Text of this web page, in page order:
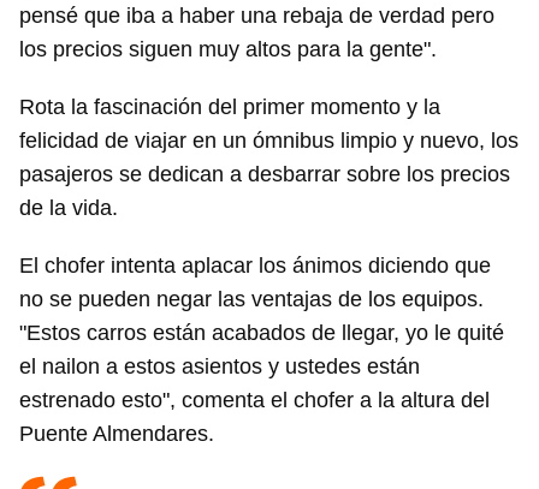
Guardar como favorito
Para poder guardar como favorito, primero has de
iniciar sesión con tu cuenta de 14ymedio.
INICIAR SESIÓN CANCELAR
pensé que iba a haber una rebaja de verdad pero
los precios siguen muy altos para la gente".
Rota la fascinación del primer momento y la
felicidad de viajar en un ómnibus limpio y nuevo, los
pasajeros se dedican a desbarrar sobre los precios
de la vida.
El chofer intenta aplacar los ánimos diciendo que
no se pueden negar las ventajas de los equipos.
"Estos carros están acabados de llegar, yo le quité
el nailon a estos asientos y ustedes están
estrenado esto", comenta el chofer a la altura del
Puente Almendares.